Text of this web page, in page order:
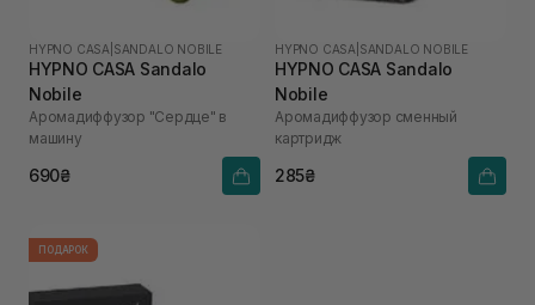
HYPNO CASA SANDALO NOBILE
HYPNO CASA Sandalo
Nobile
Аромадиффузор "Сердце" в
машину
690₴
HYPNO CASA SANDALO NOBILE
HYPNO CASA Sandalo
Nobile
Аромадиффузор сменный
картридж
285₴
ПОДАРОК